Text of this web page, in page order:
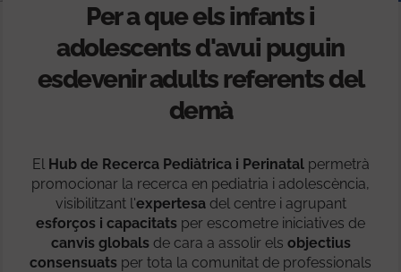
Per a que els infants i
adolescents d'avui puguin
esdevenir adults referents del
demà
El Hub de Recerca Pediàtrica i Perinatalpermetrà
promocionar la recerca en pediatria i adolescència,
visibilitzant l'expertesadel centre i agrupant
esforços i capacitats per escometre iniciatives de
canvis globals de cara a assolir els objectius
consensuats per tota la comunitat de professionals